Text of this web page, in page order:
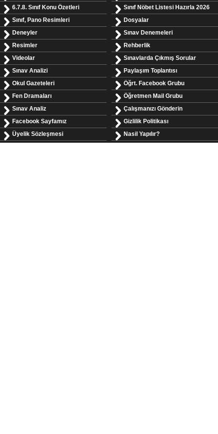
6.7.8. Sınıf Konu Özetleri
Sınıf, Pano Resimleri
Deneyler
Resimler
Videolar
Sınav Analizi
Okul Gazeteleri
Fen Dramaları
Sınav Analiz
Facebook Sayfamız
Üyelik Sözleşmesi
Sınıf Nöbet Listesi Hazırla 2026
Dosyalar
Sınav Denemeleri
Rehberlik
Sınavlarda Çıkmış Sorular
Paylaşım Toplantısı
Öğrt. Facebook Grubu
Öğretmen Mail Grubu
Çalışmanızı Gönderin
Gizlilik Politikası
Nasil Yapılır?